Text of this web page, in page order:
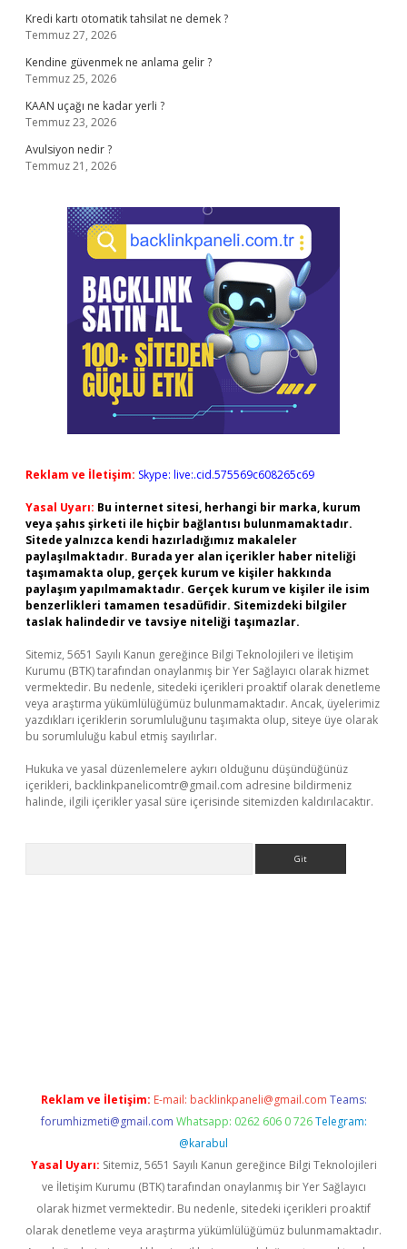
Kredi kartı otomatik tahsilat ne demek ?
Temmuz 27, 2026
Kendine güvenmek ne anlama gelir ?
Temmuz 25, 2026
KAAN uçağı ne kadar yerli ?
Temmuz 23, 2026
Avulsiyon nedir ?
Temmuz 21, 2026
Reklam ve İletişim: Skype: live:.cid.575569c608265c69
Yasal Uyarı: Bu internet sitesi, herhangi bir marka, kurum
veya şahıs şirketi ile hiçbir bağlantısı bulunmamaktadır.
Sitede yalnızca kendi hazırladığımız makaleler
paylaşılmaktadır. Burada yer alan içerikler haber niteliği
taşımamakta olup, gerçek kurum ve kişiler hakkında
paylaşım yapılmamaktadır. Gerçek kurum ve kişiler ile isim
benzerlikleri tamamen tesadüfidir. Sitemizdeki bilgiler
taslak halindedir ve tavsiye niteliği taşımazlar.
Sitemiz, 5651 Sayılı Kanun gereğince Bilgi Teknolojileri ve İletişim
Kurumu (BTK) tarafından onaylanmış bir Yer Sağlayıcı olarak hizmet
vermektedir. Bu nedenle, sitedeki içerikleri proaktif olarak denetleme
veya araştırma yükümlülüğümüz bulunmamaktadır. Ancak, üyelerimiz
yazdıkları içeriklerin sorumluluğunu taşımakta olup, siteye üye olarak
bu sorumluluğu kabul etmiş sayılırlar.
Hukuka ve yasal düzenlemelere aykırı olduğunu düşündüğünüz
içerikleri, backlinkpanelicomtr@gmail.com adresine bildirmeniz
halinde, ilgili içerikler yasal süre içerisinde sitemizden kaldırılacaktır.
Reklam ve İletişim: E-mail: backlinkpaneli@gmail.com Teams:
forumhizmeti@gmail.com Whatsapp: 0262 606 0 726 Telegram:
@karabul
Yasal Uyarı: Sitemiz, 5651 Sayılı Kanun gereğince Bilgi Teknolojileri
ve İletişim Kurumu (BTK) tarafından onaylanmış bir Yer Sağlayıcı
olarak hizmet vermektedir. Bu nedenle, sitedeki içerikleri proaktif
olarak denetleme veya araştırma yükümlülüğümüz bulunmamaktadır.